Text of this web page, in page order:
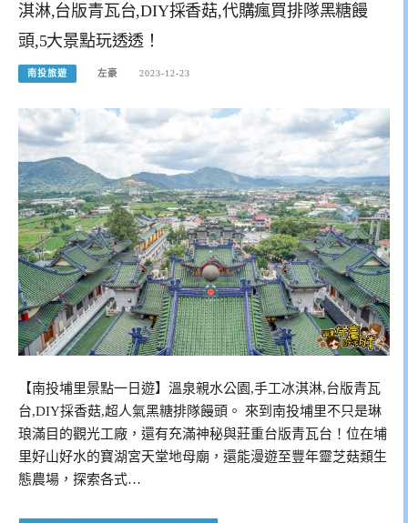
淇淋,台版青瓦台,DIY採香菇,代購瘋買排隊黑糖饅
頭,5大景點玩透透！
南投旅遊 左豪 2023-12-23
【南投埔里景點一日遊】溫泉親水公園,手工冰淇淋,台版青瓦
台,DIY採香菇,超人氣黑糖排隊饅頭。 來到南投埔里不只是琳
琅滿目的觀光工廠，還有充滿神秘與莊重台版青瓦台！位在埔
里好山好水的寶湖宮天堂地母廟，還能漫遊至豐年靈芝菇類生
態農場，探索各式…